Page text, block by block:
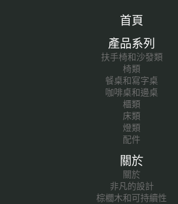
首頁
產品系列
扶手椅和沙發類
椅類
餐桌和寫字桌
咖啡桌和邊桌
櫃類
床類
燈類
配件
關於
關於
非凡的設計
棕櫚木和可持續性